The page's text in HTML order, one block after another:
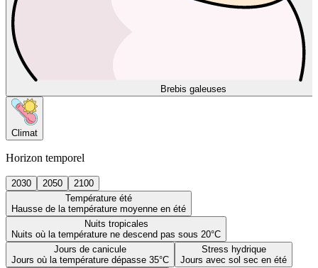
Brebis galeuses
Climat
Horizon temporel
2030 2050
2100
Température été
Hausse de la température moyenne en été
Nuits tropicales
Nuits où la température ne descend pas sous 20°C
Jours de canicule
Jours où la température dépasse 35°C
Stress hydrique
Jours avec sol sec en été